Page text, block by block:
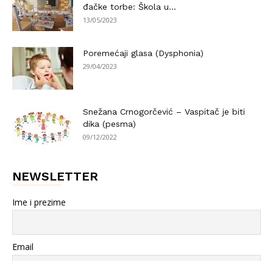
đačke torbe: Škola u...
13/05/2023
Poremećaji glasa (Dysphonia)
29/04/2023
Snežana Crnogorčević – Vaspitač je biti
dika (pesma)
09/12/2022
NEWSLETTER
Ime i prezime
Email